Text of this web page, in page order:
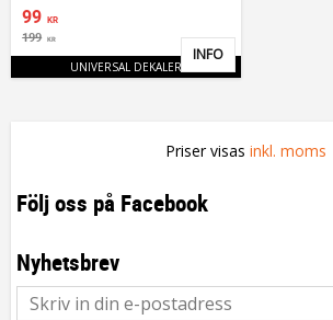
99 KR
199 KR
UNIVERSAL DEKALER Lägg till i
INFO
Priser visas inkl. moms
Följ oss på Facebook
Nyhetsbrev